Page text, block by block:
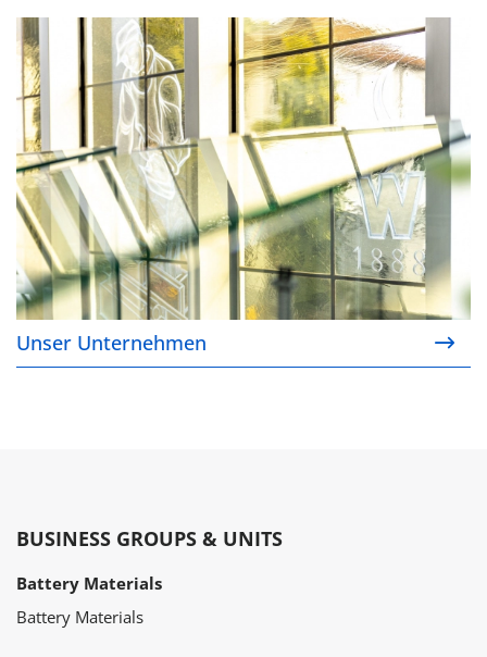
Unser Unternehmen
Unser Unternehmen
BUSINESS GROUPS & UNITS
Battery Materials
Battery Materials